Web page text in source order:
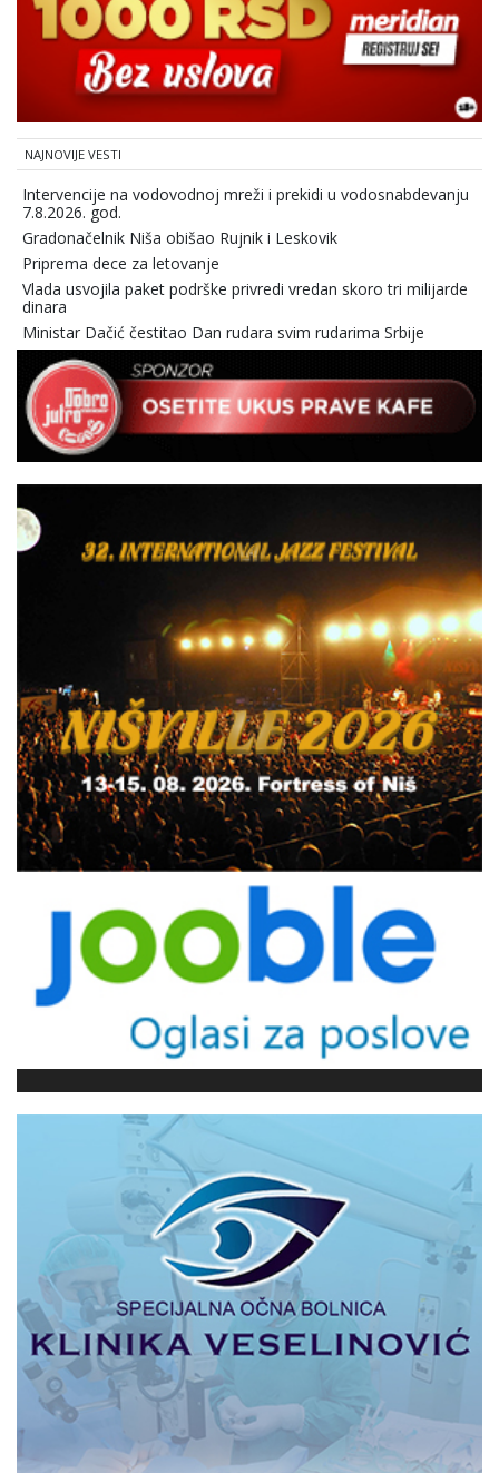
NAJNOVIJE VESTI
Intervencije na vodovodnoj mreži i prekidi u vodosnabdevanju
7.8.2026. god.
Gradonačelnik Niša obišao Rujnik i Leskovik
Priprema dece za letovanje
Vlada usvojila paket podrške privredi vredan skoro tri milijarde
dinara
Ministar Dačić čestitao Dan rudara svim rudarima Srbije